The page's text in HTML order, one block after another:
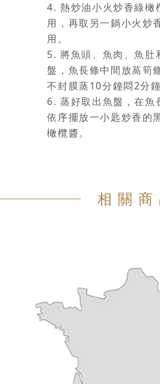
4.熱炒油小火炒香綠橄
用，再取另一鍋小火炒
用。
5. 將魚頭、魚肉、魚肚
盤，魚長條中間放萵筍
不封膜蒸10分鐘悶2分鐘
6. 蒸好取出魚盤，在魚
依序擺放一小匙炒香的
橄欖醬。
相關商